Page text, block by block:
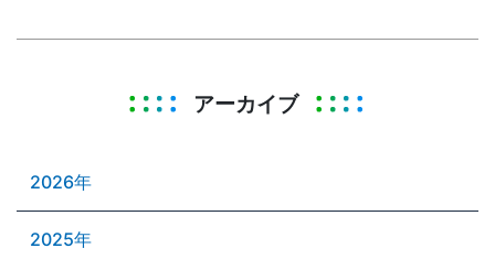
アーカイブ
2026年
2025年